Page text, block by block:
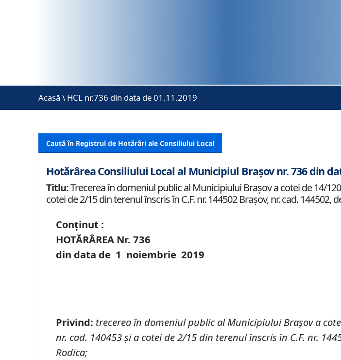
Acasă \ HCL nr.736 din data de 01.11.2019
Caută în Registrul de Hotărâri ale Consiliului Local
Hotărârea Consiliului Local al Municipiul Brașov nr. 736 din
Titlu:Trecerea în domeniul public al Municipiului Braşov a cotei de 14/
cotei de 2/15 din terenul înscris în C.F. nr. 144502 Brașov, nr. cad. 144502,
Conținut :
HOTĂRÂREA Nr.736
din data de 1 noiembrie2019
Privind: trecerea în domeniul public al Municipiului Braşov a
nr. cad. 140453 și a cotei de 2/15 din terenul înscris în C.F. nr.
Rodica;